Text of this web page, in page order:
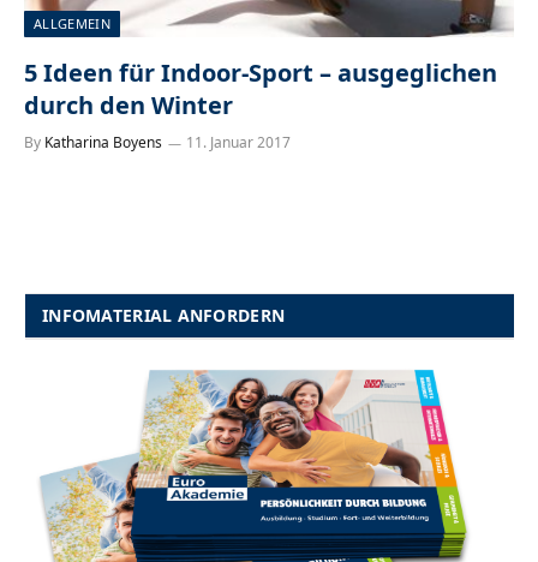
ALLGEMEIN
5 Ideen für Indoor-Sport – ausgeglichen
durch den Winter
By Katharina Boyens 11. Januar 2017
INFOMATERIAL ANFORDERN